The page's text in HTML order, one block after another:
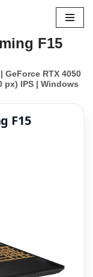
F15
GeForce RTX 4050
px) IPS | Windows
F15